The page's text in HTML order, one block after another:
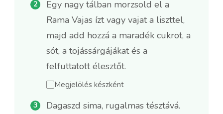
Egy nagy tálban morzsold el a
Rama Vajas ízt vagy vajat a liszttel,
majd add hozzá a maradék cukrot, a
sót, a tojássárgájákat és a
felfuttatott élesztőt.
Megjelölés készként
Dagaszd sima, rugalmas tésztává.